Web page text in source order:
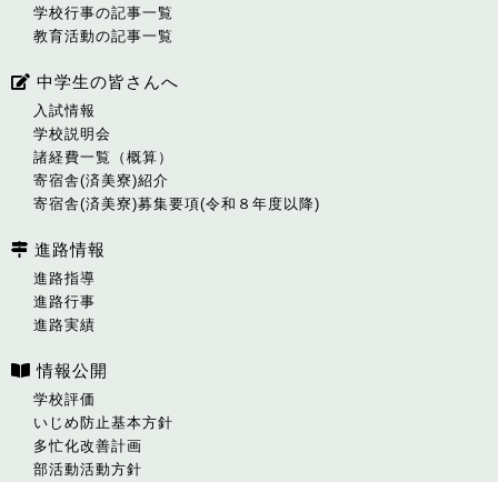
学校行事の記事一覧
教育活動の記事一覧
中学生の皆さんへ
入試情報
学校説明会
諸経費一覧（概算）
寄宿舎(済美寮)紹介
寄宿舎(済美寮)募集要項(令和８年度以降)
進路情報
進路指導
進路行事
進路実績
情報公開
学校評価
いじめ防止基本方針
多忙化改善計画
部活動活動方針